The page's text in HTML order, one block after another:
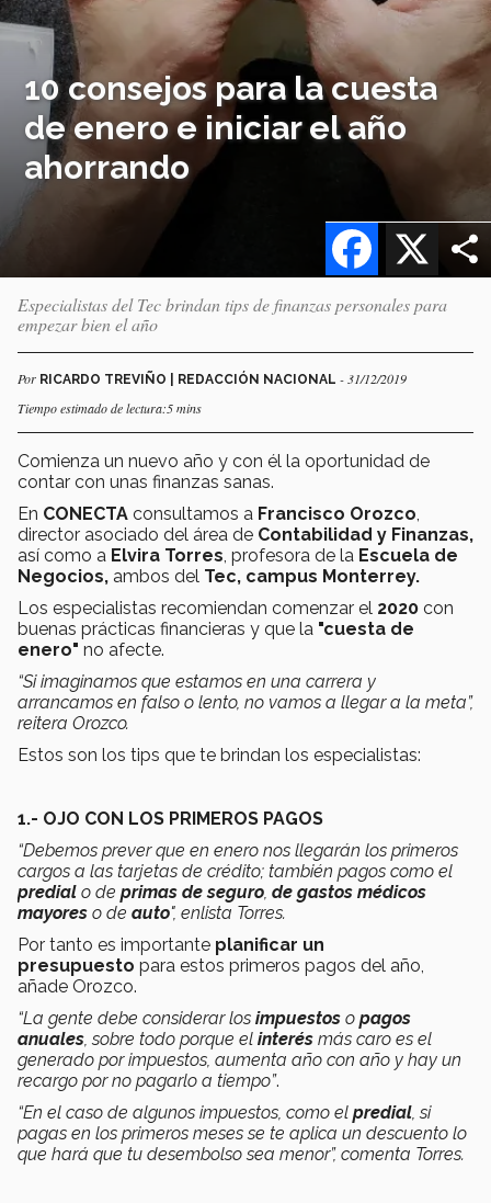
10 consejos para la cuesta
de enero e iniciar el año
ahorrando
X
Facebook
Especialistas del Tec brindan tips de finanzas personales para
empezar bien el año
Por RICARDO TREVIÑO | REDACCIÓN NACIONAL - 31/12/2019
Tiempo estimado de lectura:5 mins
Comienza un nuevo año y con él la oportunidad de
contar con unas finanzas sanas.
En CONECTA consultamos a Francisco Orozco
director asociado del área de Contabilidad y Finanzas,
así como a Elvira Torres , profesora de la Escuela de
Negocios, ambos del Tec, campus Monterrey.
Los especialistas recomiendan comenzar el 2020 con
buenas prácticas financieras y que la "cuesta de
enero" no afecte.
“Si imaginamos que estamos en una carrera y
arrancamos en falso o lento, no vamos a llegar a la meta”,
reitera Orozco.
Estos son los tips que te brindan los especialistas:
1.- OJO CON LOS PRIMEROS PAGOS
“Debemos prever que en enero nos llegarán los primeros
cargos a las tarjetas de crédito; también pagos como el
predial o de primas de seguro de gastos médicos
mayores o de auto", enlista Torres.
Por tanto es importante planificar un
presupuesto para estos primeros pagos del año,
añade Orozco.
“La gente debe considerar los impuestos o pagos
anuales , sobre todo porque el interés más caro es el
generado por impuestos, aumenta año con año y hay un
recargo por no pagarlo a tiempo”.
“En el caso de algunos impuestos, como el predial , si
pagas en los primeros meses se te aplica un descuento lo
que hará que tu desembolso sea menor”, comenta Torres.